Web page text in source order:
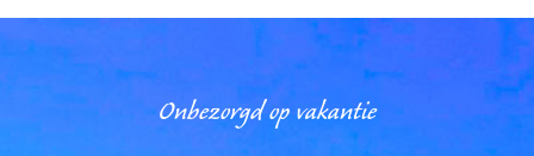
Onbezorgd op vakantie